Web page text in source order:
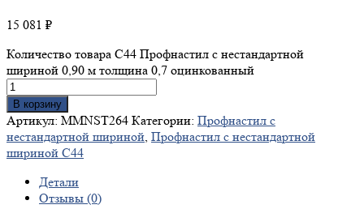
15 081 ₽
Количество товара С44 Профнастил с нестандартной
шириной 0,90 м толщина 0,7 оцинкованный
В корзину
Артикул: MMNST264 Категории: Профнастил с
нестандартной шириной, Профнастил с нестандартной
шириной С44
Детали
Отзывы (0)